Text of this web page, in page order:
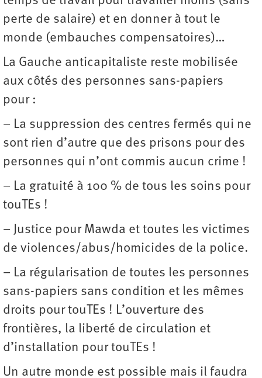
perte de salaire) et en donner à tout le
monde (embauches compensatoires)…
La Gauche anticapitaliste reste mobilisée
aux côtés des personnes sans-papiers
pour :
– La suppression des centres fermés qui ne
sont rien d’autre que des prisons pour des
personnes qui n’ont commis aucun crime !
– La gratuité à 100 % de tous les soins pour
touTEs !
– Justice pour Mawda et toutes les victimes
de violences/abus/homicides de la police.
– La régularisation de toutes les personnes
sans-papiers sans condition et les mêmes
droits pour touTEs ! L’ouverture des
frontières, la liberté de circulation et
d’installation pour touTEs !
Un autre monde est possible mais il faudra